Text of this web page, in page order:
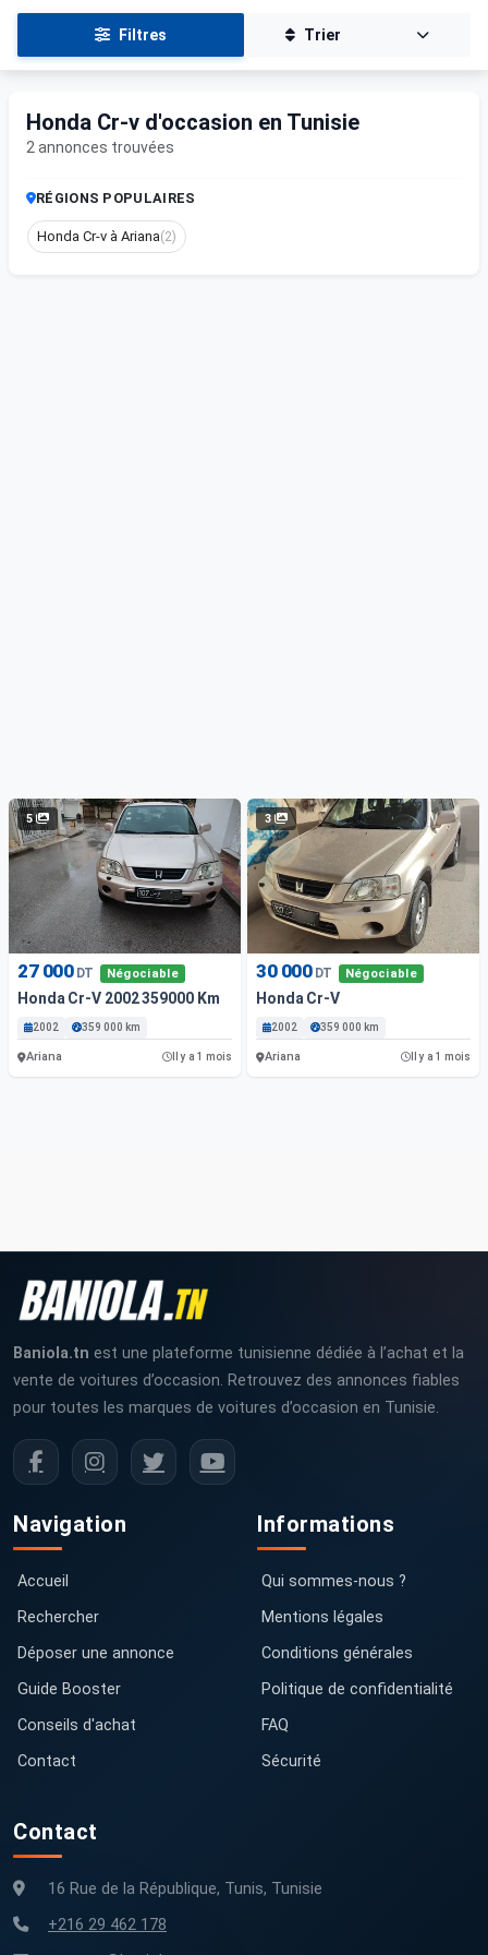
Filtres Trier
Honda Cr-v d'occasion en Tunisie
2 annonces trouvées
RÉGIONS POPULAIRES
Honda Cr-v à Ariana(2)
5
27 000 DT Négociable
Honda Cr-V 2002 359000 Km
2002 359 000 km
Ariana Il y a 1 mois
3
30 000 DT Négociable
Honda Cr-V
2002 359 000 km
Ariana Il y a 1 mois
Baniola.tn est une plateforme tunisienne dédiée à l’achat et la
vente de voitures d’occasion. Retrouvez des annonces fiables
pour toutes les marques de voitures d’occasion en Tunisie.
Navigation
Accueil
Rechercher
Déposer une annonce
Guide Booster
Conseils d'achat
Contact
Informations
Qui sommes-nous ?
Mentions légales
Conditions générales
Politique de confidentialité
FAQ
Sécurité
Contact
16 Rue de la République, Tunis, Tunisie
+216 29 462 178